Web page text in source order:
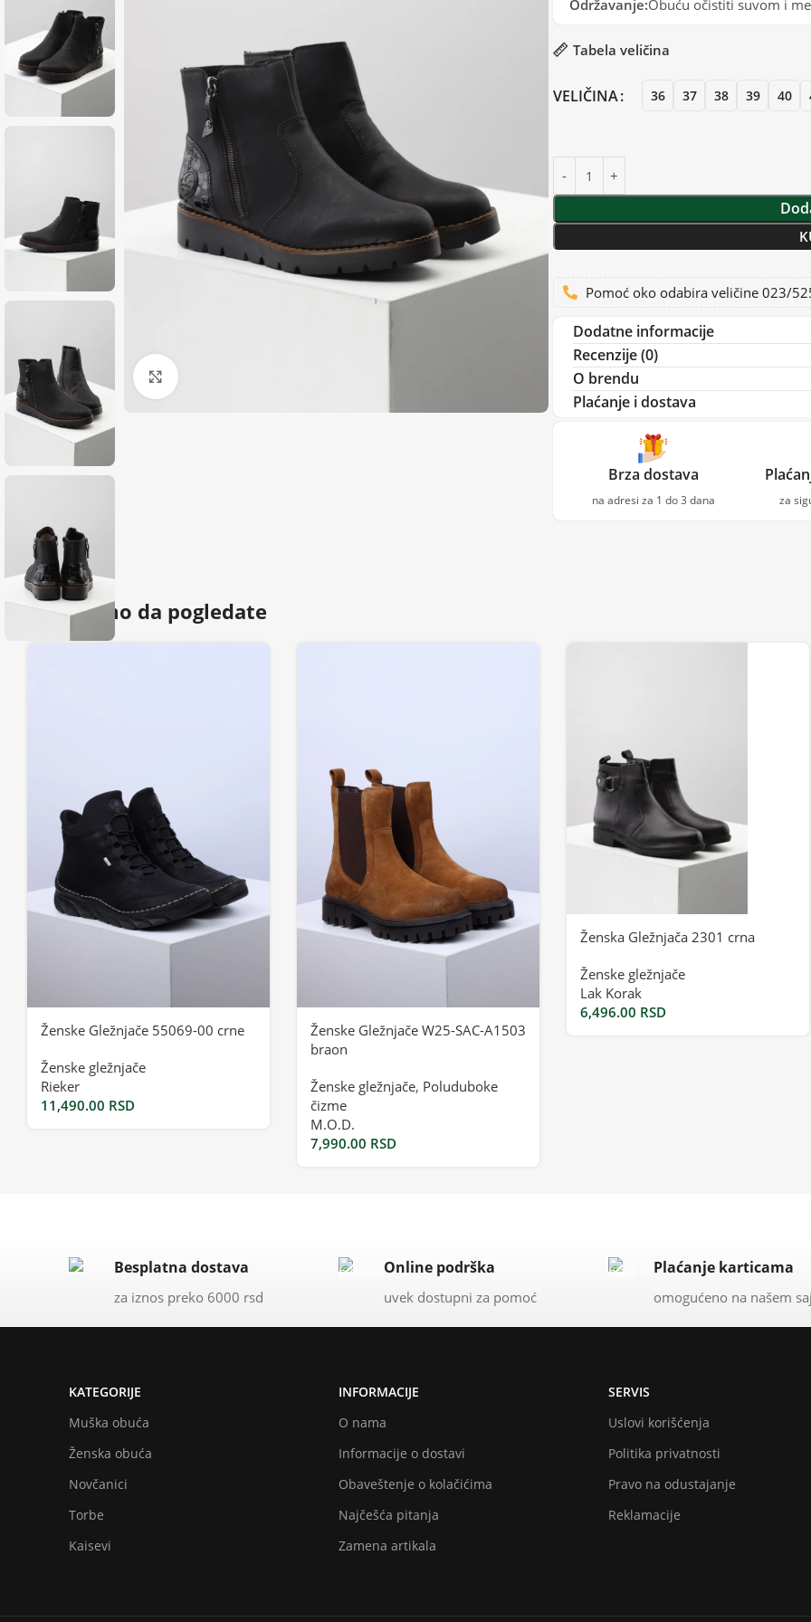
Održavanje:Obuću očistiti suvom i
Tabela veličina
VELIČINA 36 37 38 39 40
Pomoć oko odabira veličine 023/
Dodatne informacije
Recenzije (0)
O brendu
Plaćanje i dostava
Brza dostava
na adresi za 1 do 3 dana za
Predlažemo da pogledate
Ženske Gležnjače 55069-00 crne
Ženske gležnjače
Rieker
11,490.00 RSD
Ženske Gležnjače W25-SAC-A1503
braon
Ženske gležnjače, Poluduboke
čizme
M.O.D.
7,990.00 RSD
Ženska Gležnjača 2301 crna
Ženske gležnjače
Lak Korak
6,496.00 RSD
Besplatna dostava
za iznos preko 6000 rsd
Online podrška
uvek dostupni za pomoć
Plaćanje karticama
omogućeno na našem
KATEGORIJE
Muška obuća
Ženska obuća
Novčanici
Torbe
Kaisevi
INFORMACIJE
O nama
Informacije o dostavi
Obaveštenje o kolačićima
Najčešća pitanja
Zamena artikala
SERVIS
Uslovi korišćenja
Politika privatnosti
Pravo na odustajanje
Reklamacije